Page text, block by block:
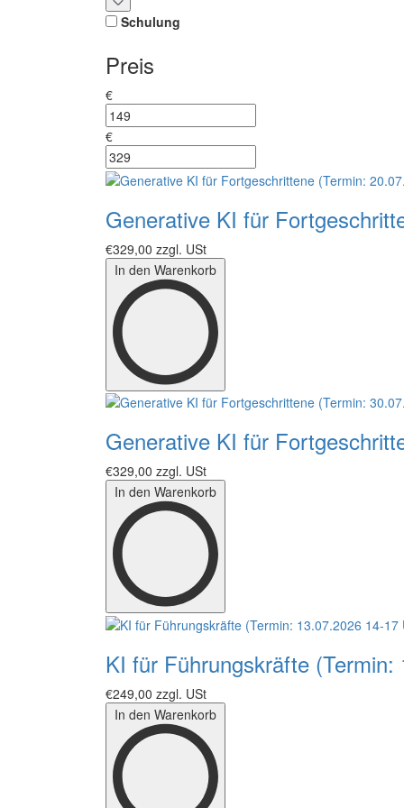
Schulung
Preis
Preis
Minimum price
€
Maximum price
€
Price range in €
Generative KI für
€329,00 zzgl. USt
In den Warenkorb
Generative KI für
€329,00 zzgl. USt
In den Warenkorb
KI für Führungskräfte
€249,00 zzgl. USt
In den Warenkorb